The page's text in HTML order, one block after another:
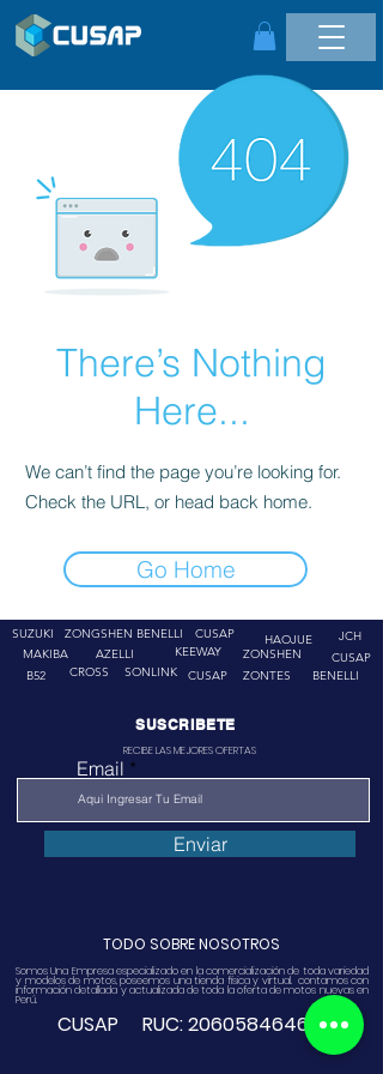
There’s Nothing
Here...
We can’t find the page you’re looking for.
Check the URL, or head back home.
Go Home
SUZUKI
ZONGSHEN
MAKIBA
AZELLI
BENELLI
CUSAP
KEEWAY
B52
CROSS SONLINK CUSAP
HAOJUE
JCH
ZONSHEN
ZONTES
CUSAP
BENELLI
SUSCRIBETE
RECIBE LAS MEJORES OFERTAS
Email
Enviar
TODO SOBRE NOSOTROS
Somos Una Empresa especializado en la comercialización de toda variedad
y modelos de motos, poseemos una tienda física y virtual. contamos con
información detallada y actualizada de toda la oferta de motos nuevas en
Perú.
CUSAP RUC:20605846468